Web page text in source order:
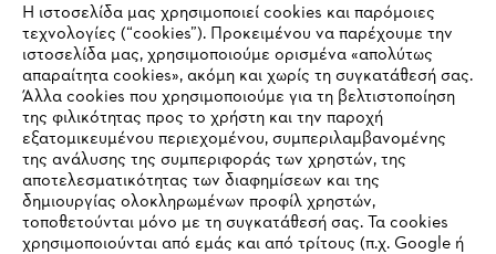
Η ιστοσελίδα μας χρησιμοποιεί cookies και παρόμοιες
τεχνολογίες (“cookies”). Προκειμένου να παρέχουμε την
ιστοσελίδα μας, χρησιμοποιούμε ορισμένα «απολύτως
απαραίτητα cookies», ακόμη και χωρίς τη συγκατάθεσή σας.
Άλλα cookies που χρησιμοποιούμε για τη βελτιστοποίηση
της φιλικότητας προς το χρήστη και την παροχή
εξατομικευμένου περιεχομένου, συμπεριλαμβανομένης
της ανάλυσης της συμπεριφοράς των χρηστών, της
αποτελεσματικότητας των διαφημίσεων και της
δημιουργίας ολοκληρωμένων προφίλ χρηστών,
τοποθετούνται μόνο με τη συγκατάθεσή σας. Τα cookies
χρησιμοποιούνται από εμάς και από τρίτους (π.χ. Google ή